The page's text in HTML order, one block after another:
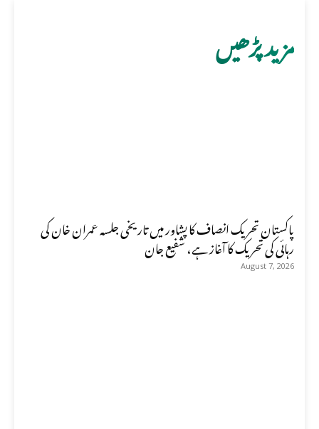
مزید پڑھیں
پاکستان تحریک انصاف کا پشاور میں تاریخی جلسہ عمران خان کی
رہائی کی تحریک کا آغاز ہے، شفیع جان
August 7, 2026